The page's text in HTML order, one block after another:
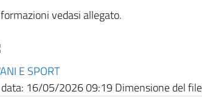
vedasi allegato.
E SPORT
16/05/2026 09:19 Dimensione del